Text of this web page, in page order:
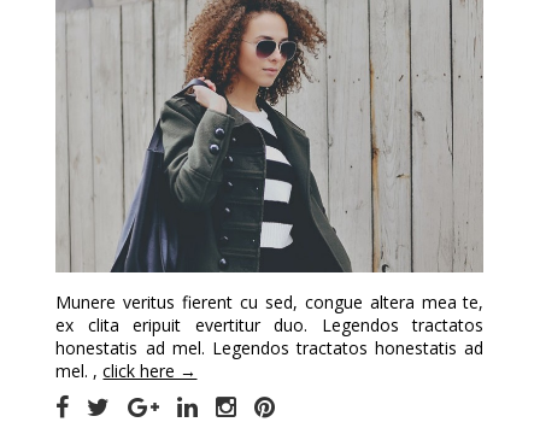
Munere veritus fierent cu sed, congue altera mea te,
ex clita eripuit evertitur duo. Legendos tractatos
honestatis ad mel. Legendos tractatos honestatis ad
mel. ,click here →